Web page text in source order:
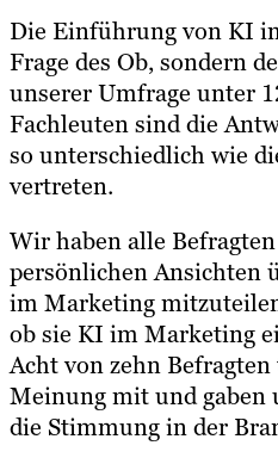
Die Einführung von KI
Frage des Ob, sondern
unserer Umfrage unter
Fachleuten sind die
so unterschiedlich wie
vertreten.
Wir haben alle
persönlichen Ansichten
im Marketing
ob sie KI im Marketing
Acht von zehn
Meinung mit und gaben
die Stimmung in der